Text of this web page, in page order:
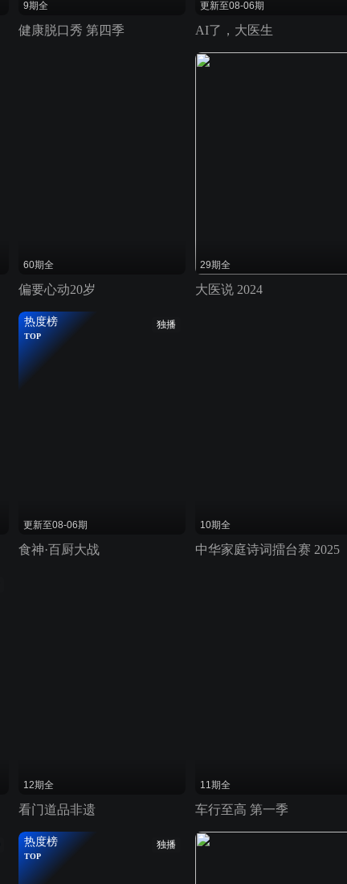
9期全
健康脱口秀 第四季
更新至08-06期
AI了，大医生
60期全
偏要心动20岁
29期全
大医说 2024
独播
热度榜
TOP
更新至08-06期
食神·百厨大战
10期全
中华家庭诗词擂台赛 2025
12期全
看门道品非遗
11期全
车行至高 第一季
独播
热度榜
TOP